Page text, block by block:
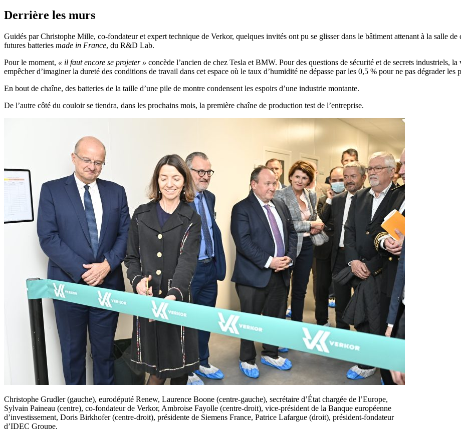
Derrière les murs
Guidés par Christophe Mille, co-fondateur et expert technique de Verkor, quelques invités ont pu se glisser dans le bâtiment attenant à la salle
futures batteries made in France, du R&D Lab.
Pour le moment, « il faut encore se projeter » concède l’ancien de chez Tesla et BMW. Pour des questions de sécurité et de secrets industriels,
empêcher d’imaginer la dureté des conditions de travail dans cet espace où le taux d’humidité ne dépasse par les 0,5 % pour ne pas dégrader les
En bout de chaîne, des batteries de la taille d’une pile de montre condensent les espoirs d’une industrie montante.
De l’autre côté du couloir se tiendra, dans les prochains mois, la première chaîne de production test de l’entreprise.
Christophe Grudler (gauche), eurodéputé Renew, Laurence Boone (centre-gauche), secrétaire d’État chargée de l’Europe,
Sylvain Paineau (centre), co-fondateur de Verkor, Ambroise Fayolle (centre-droit), vice-président de la Banque européenne
d’investissement, Doris Birkhofer (centre-droit), présidente de Siemens France, Patrice Lafargue (droit), président-fondateur
d’IDEC Groupe.